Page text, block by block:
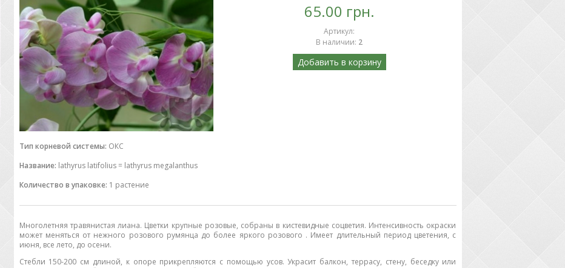
65.00 грн.
Артикул:
В наличии: 2
Добавить в корзину
Тип корневой системы: ОКС
Название: lathyrus latifolius = lathyrus megalanthus
Количество в упаковке: 1 растение
Многолетняя травянистая лиана. Цветки крупные розовые, собраны в кистевидные соцветия. Интенсивность окраски
может меняться от нежного розового румянца до более яркого розового . Имеет длительный период цветения, с
июня, все лето, до осени.
Стебли 150-200 см длиной, к опоре прикрепляются с помощью усов. Украсит балкон, террасу, стену, беседку или